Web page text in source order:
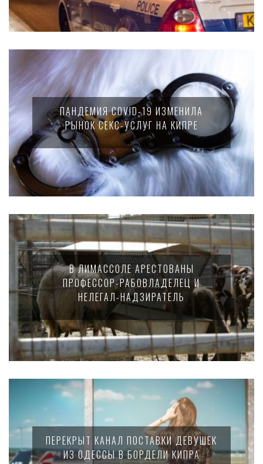
ПАНДЕМИЯ COVID-19 ИЗМЕНИЛА
РЫНОК СЕКС-УСЛУГ НА КИПРЕ
В ЛИМАССОЛЕ АРЕСТОВАНЫ
ПРОФЕССОР-РАБОВЛАДЕЛЕЦ И
НЕЛЕГАЛ-НАДЗИРАТЕЛЬ
ПЕРЕКРЫТ КАНАЛ ПОСТАВКИ ДЕВУШЕК
ИЗ ОДЕССЫ В БОРДЕЛИ КИПРА